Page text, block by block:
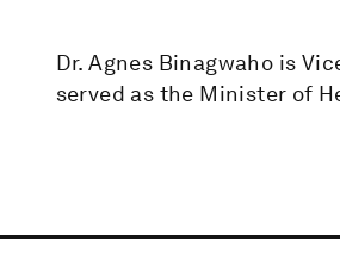
Dr. Agnes Binagwaho is
served as the Minister of